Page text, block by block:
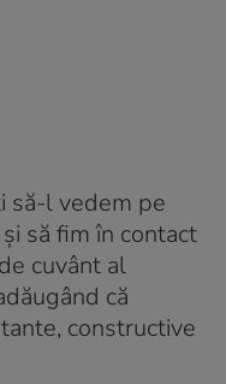
să-l vedem pe
să fim în contact
cuvânt al
că
constructive